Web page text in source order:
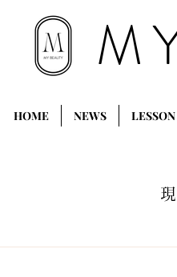
HOME NEWS LESSON